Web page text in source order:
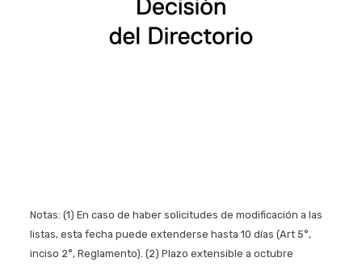
Notas: (1) En caso de haber solicitudes de modificación a las
listas, esta fecha puede extenderse hasta 10 días (Art 5°,
inciso 2°, Reglamento). (2) Plazo extensible a octubre